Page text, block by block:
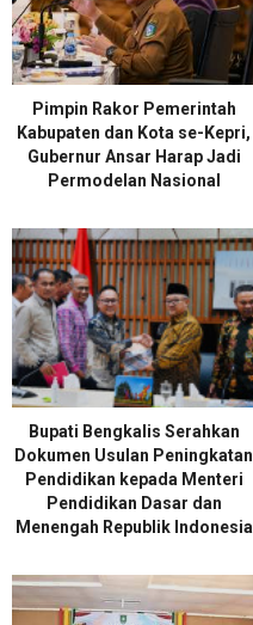
Pimpin Rakor Pemerintah
Kabupaten dan Kota se-Kepri,
Gubernur Ansar Harap Jadi
Permodelan Nasional
Bupati Bengkalis Serahkan
Dokumen Usulan Peningkatan
Pendidikan kepada Menteri
Pendidikan Dasar dan
Menengah Republik Indonesia